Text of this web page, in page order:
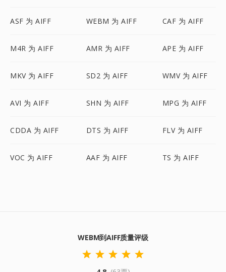
ASF 为 AIFF WEBM 为 AIFF CAF 为 AIFF
M4R 为 AIFF AMR 为 AIFF APE 为 AIFF
MKV 为 AIFF SD2 为 AIFF WMV 为 AIFF
AVI 为 AIFF SHN 为 AIFF MPG 为 AIFF
CDDA 为 AIFF DTS 为 AIFF FLV 为 AIFF
VOC 为 AIFF AAF 为 AIFF TS 为 AIFF
WEBM到AIFF质量评级